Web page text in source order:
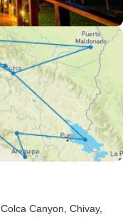
, Colca Canyon , Chivay,